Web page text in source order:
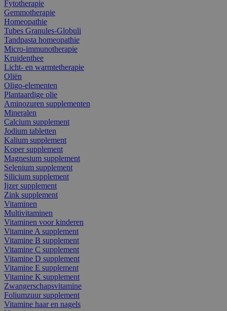
Fytotherapie
Gemmotherapie
Homeopathie
Tubes Granules-Globuli
Tandpasta homeopathie
Micro-immunotherapie
Kruidenthee
Licht- en warmtetherapie
Oliën
Oligo-elementen
Plantaardige olie
Aminozuren supplementen
Mineralen
Calcium supplement
Jodium tabletten
Kalium supplement
Koper supplement
Magnesium supplement
Selenium supplement
Silicium supplement
Ijzer supplement
Zink supplement
Vitaminen
Multivitaminen
Vitaminen voor kinderen
Vitamine A supplement
Vitamine B supplement
Vitamine C supplement
Vitamine D supplement
Vitamine E supplement
Vitamine K supplement
Zwangerschapsvitamine
Foliumzuur supplement
Vitamine haar en nagels